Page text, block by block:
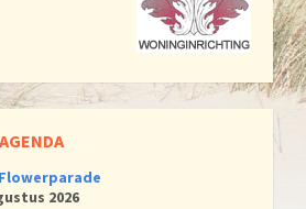
AGENDA
2026